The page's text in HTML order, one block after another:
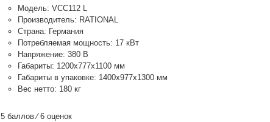
Модель: VCC112 L
Производитель: RATIONAL
Страна: Германия
Потребляемая мощность: 17 кВт
Напряжение: 380 В
Габариты: 1200х777х1100 мм
Габариты в упаковке: 1400х977х1300 мм
Вес нетто: 180 кг
5 баллов ⁄ 6 оценок